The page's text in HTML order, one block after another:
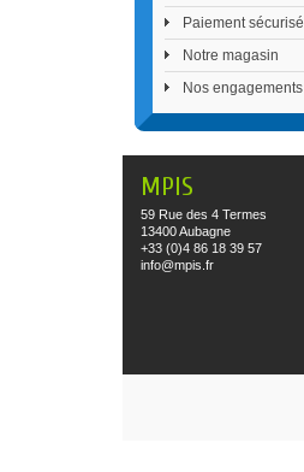
Paiement sécurisé
Notre magasin
Nos engagements
MPIS
59 Rue des 4 Termes
13400 Aubagne
+33 (0)4 86 18 39 57
info@mpis.fr